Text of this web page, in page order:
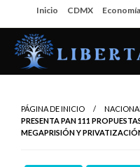
al
contenido
Inicio CDMX Economía
PÁGINA DE INICIO
NACIONAL
PRESENTA PAN 111
MEGAPRISIÓN Y